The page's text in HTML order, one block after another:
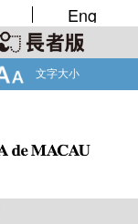
文字大小
Eng